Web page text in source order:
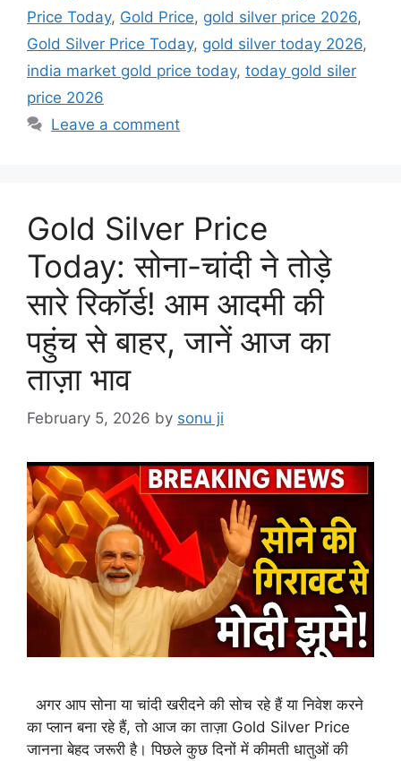
Price Today, Gold Price, gold silver price 2026,
Gold Silver Price Today, gold silver today 2026,
india market gold price today, today gold siler
price 2026
Leave a comment
Gold Silver Price
Today: सोना-चांदी ने तोड़े
सारे रिकॉर्ड! आम आदमी की
पहुंच से बाहर, जानें आज का
ताज़ा भाव
February 5, 2026 by sonu ji
अगर आप सोना या चांदी खरीदने की सोच रहे हैं या निवेश करने
का प्लान बना रहे हैं, तो आज का ताज़ा Gold Silver Price
जानना बेहद जरूरी है। पिछले कुछ दिनों में कीमती धातुओं की